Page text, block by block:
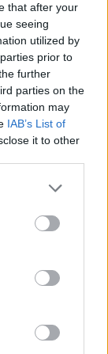
that after your
seeing
utilized by
prior to
further
parties on the
may
IAB’s List of
it to other
more Google
may click to
tags to
below Google